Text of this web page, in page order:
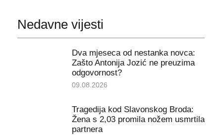
Nedavne vijesti
Dva mjeseca od nestanka novca:
Zašto Antonija Jozić ne preuzima
odgovornost?
09.08.2026
Tragedija kod Slavonskog Broda:
Žena s 2,03 promila nožem usmrtila
partnera